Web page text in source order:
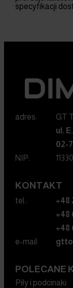
specyfikacji
adres:
GT
ul.
02-
NIP:
KONTAKT
tel.:
+48
+48
+48
e-mail:
POLECANE
Piły i podcinaki